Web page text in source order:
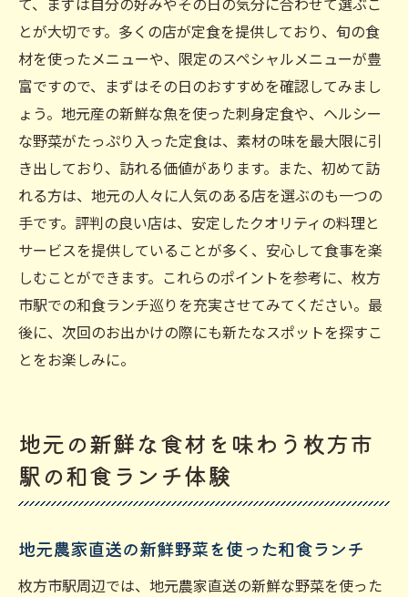
とが大切です。多くの店が定食を提供しており、旬の食
材を使ったメニューや、限定のスペシャルメニューが豊
富ですので、まずはその日のおすすめを確認してみまし
ょう。地元産の新鮮な魚を使った刺身定食や、ヘルシー
な野菜がたっぷり入った定食は、素材の味を最大限に引
き出しており、訪れる価値があります。また、初めて訪
れる方は、地元の人々に人気のある店を選ぶのも一つの
手です。評判の良い店は、安定したクオリティの料理と
サービスを提供していることが多く、安心して食事を楽
しむことができます。これらのポイントを参考に、枚方
市駅での和食ランチ巡りを充実させてみてください。最
後に、次回のお出かけの際にも新たなスポットを探すこ
とをお楽しみに。
地元の新鮮な食材を味わう枚方市
駅の和食ランチ体験
地元農家直送の新鮮野菜を使った和食ランチ
枚方市駅周辺では、地元農家直送の新鮮な野菜を使った